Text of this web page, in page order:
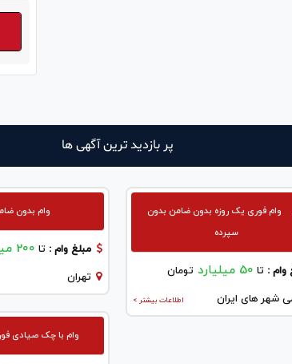
پر بازدید ترین آگهی ها
وام فوری یک روزه بدون ضامن بدون
سپرده
وام :تا 50 میلیارد تومان
اطلاعات بیشتر > شهر های ایران
وام بدون
مبلغ وام : تا 200 میلیون
تهران
وام با چک صیادی